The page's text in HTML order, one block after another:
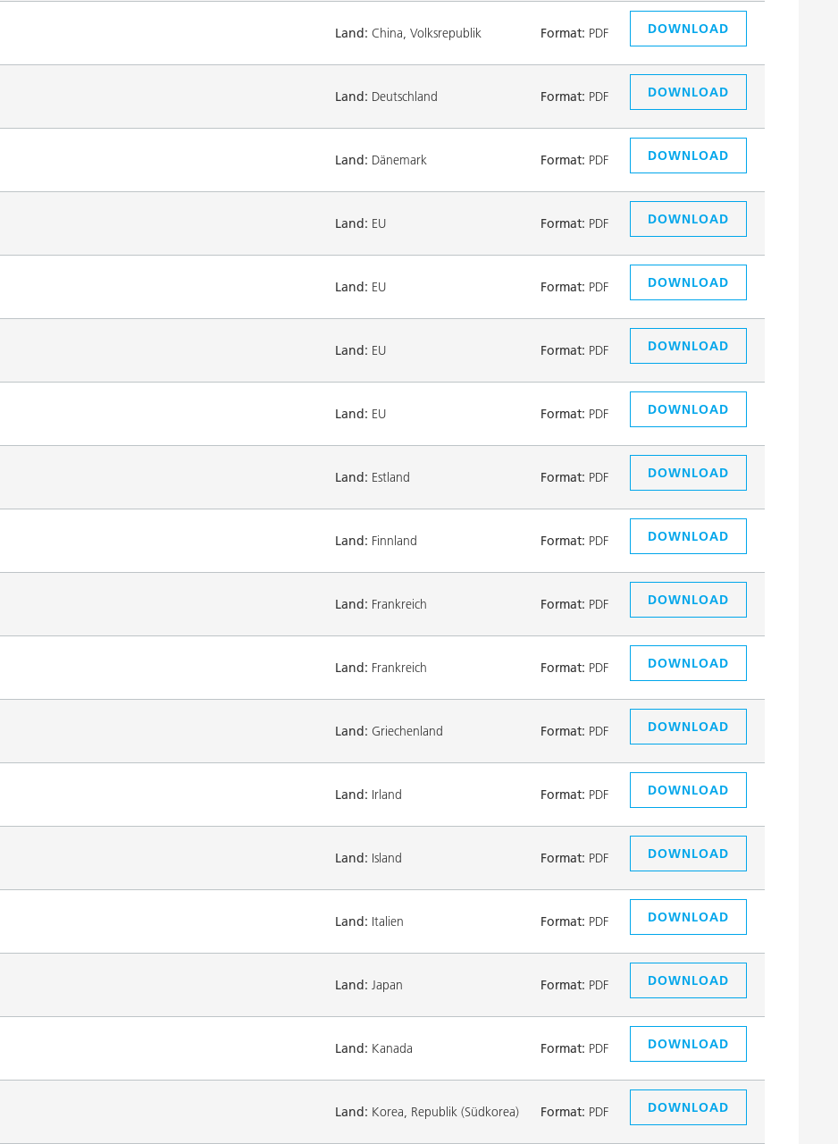
Land: China, Volksrepublik Format: PDF DOWNLOAD
Land: Deutschland Format: PDF DOWNLOAD
Land: Dänemark Format: PDF DOWNLOAD
Land: EU Format: PDF DOWNLOAD
Land: EU Format: PDF DOWNLOAD
Land: EU Format: PDF DOWNLOAD
Land: EU Format: PDF DOWNLOAD
Land: Estland Format: PDF DOWNLOAD
Land: Finnland Format: PDF DOWNLOAD
Land: Frankreich Format: PDF DOWNLOAD
Land: Frankreich Format: PDF DOWNLOAD
Land: Griechenland Format: PDF DOWNLOAD
Land: Irland Format: PDF DOWNLOAD
Land: Island Format: PDF DOWNLOAD
Land: Italien Format: PDF DOWNLOAD
Land: Japan Format: PDF DOWNLOAD
Land: Kanada Format: PDF DOWNLOAD
Land: Korea, Republik (Südkorea) Format: PDF DOWNLOAD